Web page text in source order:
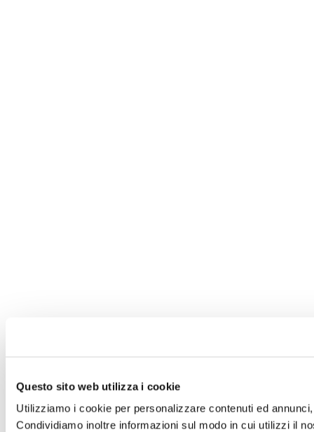
Questo sito web utilizza i cookie
Utilizziamo i cookie per personalizzare contenuti ed
Condividiamo inoltre informazioni sul modo in cui utilizzi il